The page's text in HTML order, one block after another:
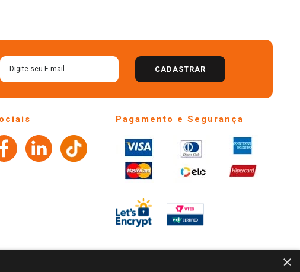
CADASTRAR
Pagamento e Segurança
×